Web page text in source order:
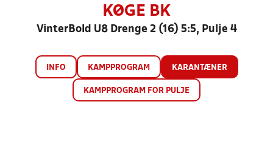
KØGE BK
VinterBold U8 Drenge 2 (16) 5:5, Pulje 4
INFO KAMPPROGRAM KARANTÆNER
KAMPPROGRAM FOR PULJE